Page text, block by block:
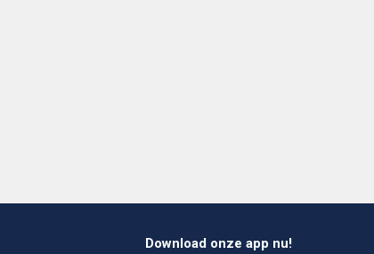
Download onze app nu!